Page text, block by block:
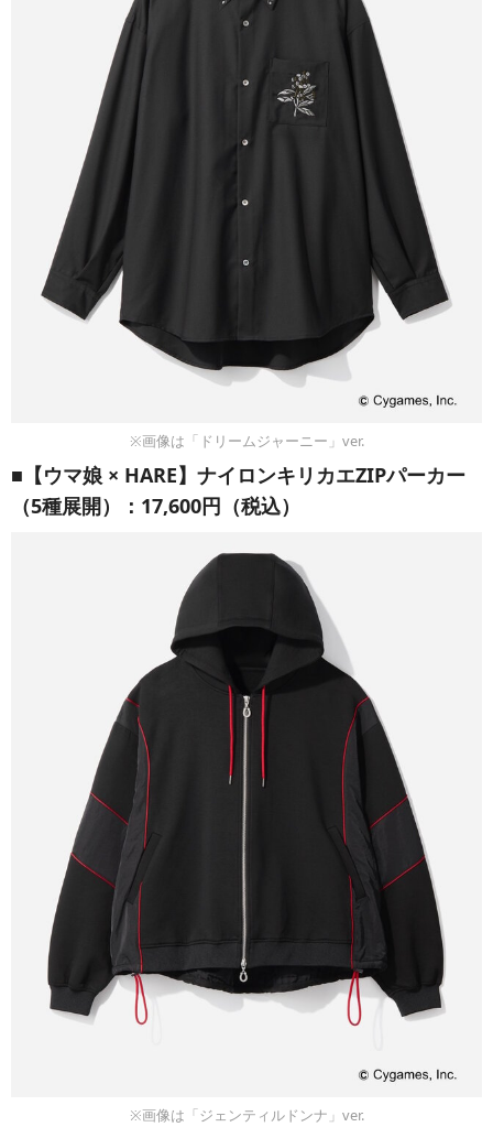
※画像は「ドリームジャーニー」ver.
■【ウマ娘 × HARE】ナイロンキリカエZIPパーカー
（5種展開）：17,600円（税込）
※画像は「ジェンティルドンナ」ver.